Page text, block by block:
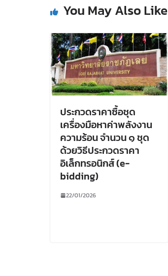
You May Also Like
ประกวดราคาซื้อชุด
เครื่องมือหาค่าพลังงาน
ความร้อน จำนวน ๑ ชุด
ด้วยวิธีประกวดราคา
อิเล็กทรอนิกส์ (e-
bidding)
22/01/2026